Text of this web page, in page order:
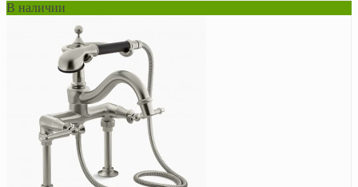
В наличии